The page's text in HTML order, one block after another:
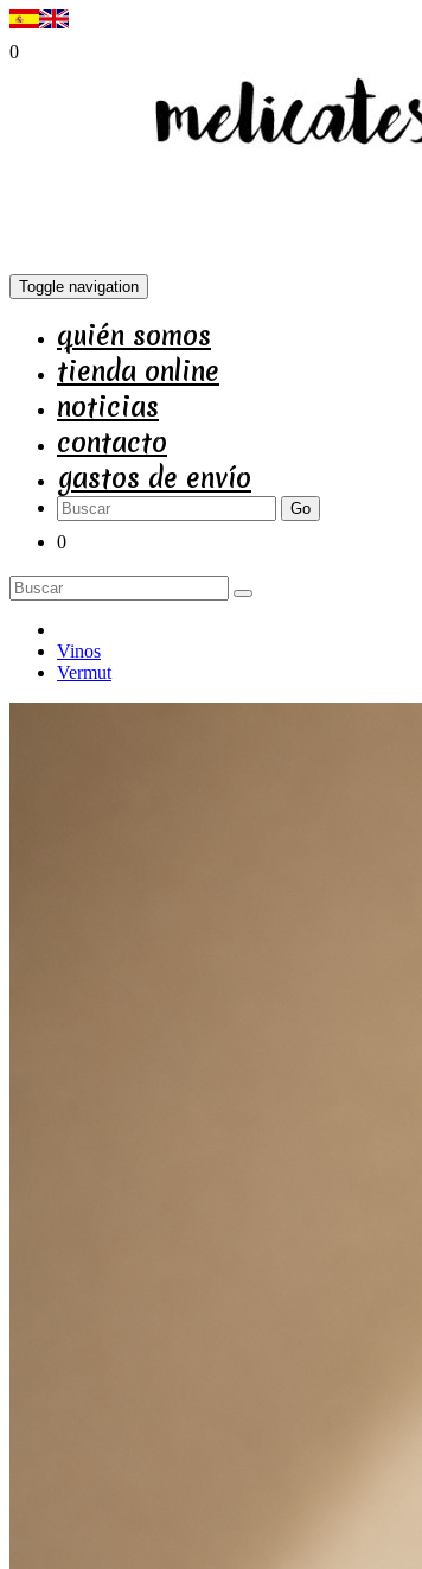
0
Toggle navigation
quién somos
tienda online
noticias
contacto
gastos de envío
Go
0
Vinos
Vermut